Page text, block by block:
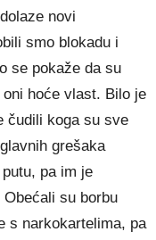
novi
smo blokadu i
se pokaže da su
hoće vlast. Bilo je
čudili koga su sve
grešaka
pa im je
su borbu
s narkokartelima, pa